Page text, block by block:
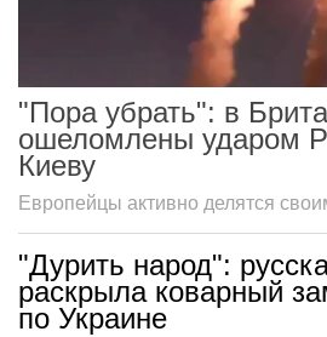
"Пора убрать": в
ошеломлены ударом
Киеву
Европейцы активно делятся
"Дурить народ":
раскрыла коварный
по Украине